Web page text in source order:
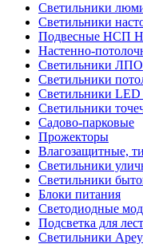
Светильники
Светильники
Подвесные
Настенно-
Светильники ЛПО
Светильники
Светильники
Светильники
Садово-парковые
Прожекторы
Влагозащитные,
Светильники
Светильники
Блоки питания
Светодиодные
Подсветка для
Светильники